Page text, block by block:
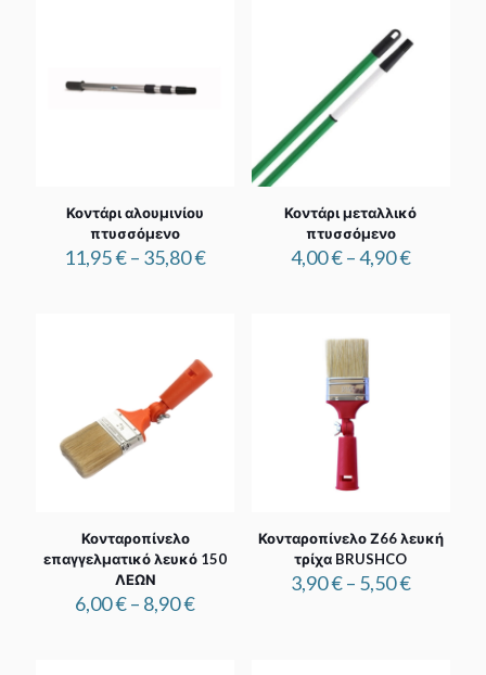
Κοντάρι αλουμινίου
πτυσσόμενο
11,95€– 35,80€Price
Κοντάρι μεταλλικό
πτυσσόμενο
4,00€–4,90€Price
Κονταροπίνελο
επαγγελματικό λευκό 150
ΛΕΩΝ
6,00€– 8,90€Price
Κονταροπίνελο Ζ66 λευκή
τρίχα BRUSHCO
3,90€– 5,50€Price